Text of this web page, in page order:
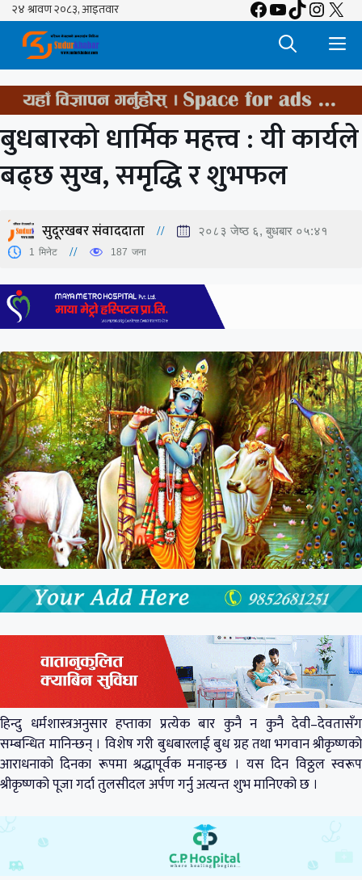
Skip
content
Facebook
YouTube
TikTok
X
बुधबारको धार्मिक महत्त्व : यी कार्यले
बढ्छ सुख, समृद्धि र शुभफल
सुदूरखबर संवाददाता २०८३ जेष्ठ ६, बुधबार ०५:४१
1 मिनेट 187 जना
हिन्दु धर्मशास्त्रअनुसार हप्ताका प्रत्येक बार कुनै न कुनै देवी–देवतासँग
सम्बन्धित मानिन्छन् । विशेष गरी बुधबारलाई बुध ग्रह तथा भगवान श्रीकृष्णको
आराधनाको दिनका रूपमा श्रद्धापूर्वक मनाइन्छ । यस दिन विठ्ठल स्वरूप
श्रीकृष्णको पूजा गर्दा तुलसीदल अर्पण गर्नु अत्यन्त शुभ मानिएको छ ।